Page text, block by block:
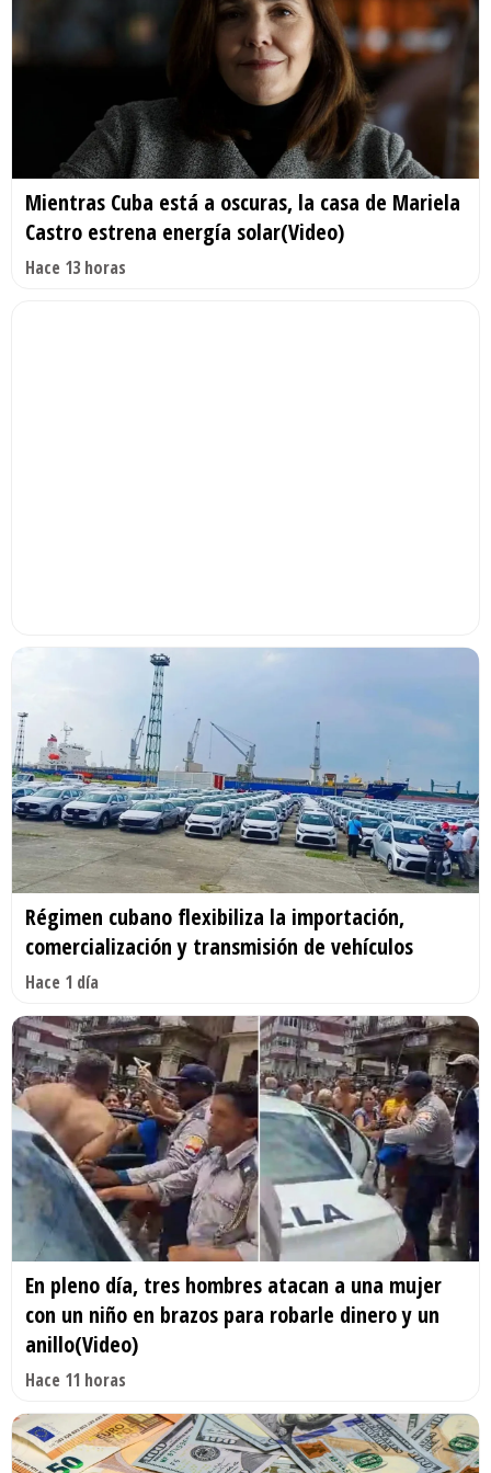
Mientras Cuba está a oscuras, la casa de Mariela
Castro estrena energía solar(Video)
Hace 13 horas
Régimen cubano flexibiliza la importación,
comercialización y transmisión de vehículos
Hace 1 día
En pleno día, tres hombres atacan a una mujer
con un niño en brazos para robarle dinero y un
anillo(Video)
Hace 11 horas